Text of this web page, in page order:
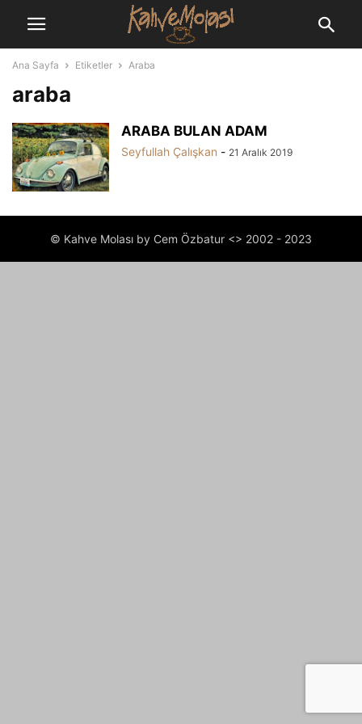
Ana Sayfa Etiketler Araba
araba
ARABA BULAN ADAM
Seyfullah Çalışkan - 21 Aralık 2019
© Kahve Molası by Cem Özbatur <> 2002 - 2023